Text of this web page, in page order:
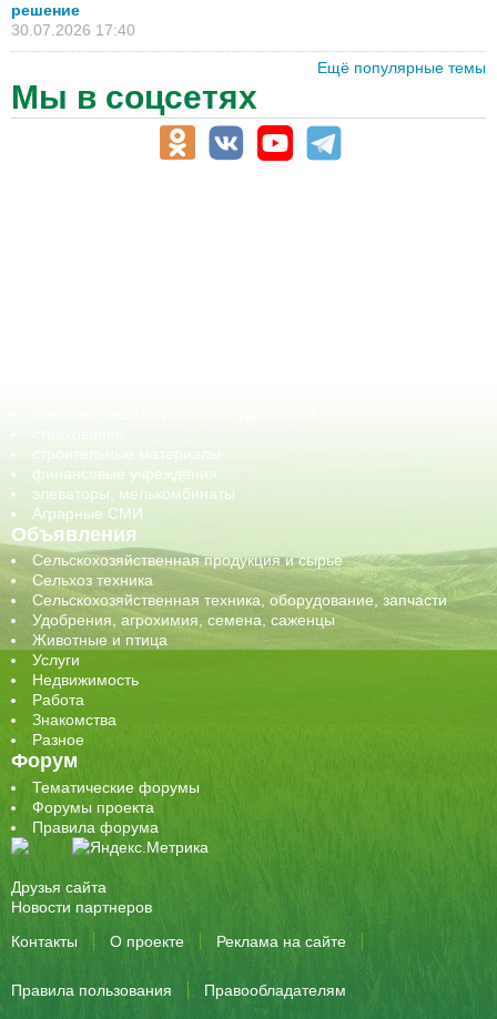
решение
30.07.2026 17:40
Ещё популярные темы
Мы в соцсетях
строительные материалы
финансовые учреждения
элеваторы, мелькомбинаты
Аграрные СМИ
Объявления
Сельскохозяйственная продукция и сырье
Сельхоз техника
Сельскохозяйственная техника, оборудование, запчасти
Удобрения, агрохимия, семена, саженцы
Животные и птица
Услуги
Недвижимость
Работа
Знакомства
Разное
Форум
Тематические форумы
Форумы проекта
Правила форума
Друзья сайта
Новости партнеров
Контакты
О проекте Реклама на сайте
Правила пользования
Правообладателям